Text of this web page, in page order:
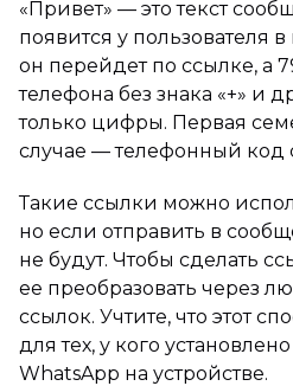
«Привет» — это текст
появится у пользователя
он перейдет по ссылке, а
телефона без знака «+» и
только цифры. Первая
случае — телефонный код
Такие ссылки можно
но если отправить в
не будут. Чтобы сделать
ее преобразовать через
ссылок. Учтите, что этот
для тех, у кого
WhatsApp на устройстве.